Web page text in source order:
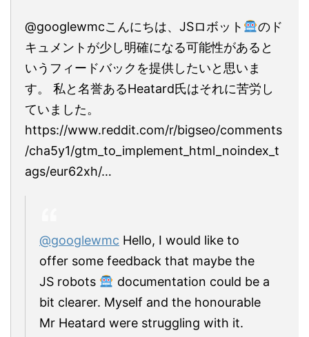
@googlewmcこんにちは、JSロボット
のド
キュメントが少し明確になる可能性があると
いうフィードバックを提供したいと思いま
す。 私と名誉あるHeatard氏はそれに苦労し
ていました。
https://www.reddit.com/r/bigseo/comments
/cha5y1/gtm_to_implement_html_noindex_t
ags/eur62xh/…
@googlewmc Hello, I would like to
offer some feedback that maybe the
JS robots
documentation could be a
bit clearer. Myself and the honourable
Mr Heatard were struggling with it.